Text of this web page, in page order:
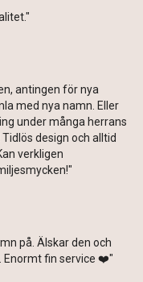
antingen för nya
med nya namn. Eller
under många herrans
design och alltid
verkligen
på. Älskar den och
Enormt fin service ❤️"